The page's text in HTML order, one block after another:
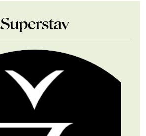
Superstav